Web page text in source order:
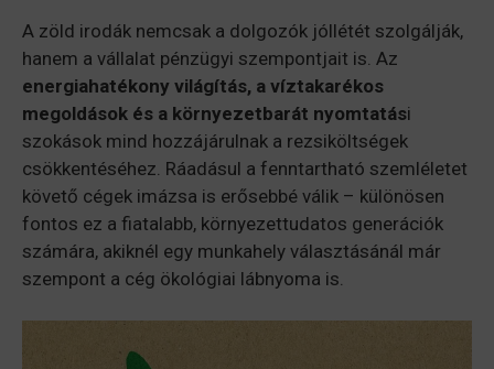
A zöld irodák nemcsak a dolgozók jóllétét szolgálják,
hanem a vállalat pénzügyi szempontjait is. Az
energiahatékony világítás, a víztakarékos
megoldások és a környezetbarát nyomtatási
szokások mind hozzájárulnak a rezsiköltségek
csökkentéséhez. Ráadásul a fenntartható szemléletet
követő cégek imázsa is erősebbé válik – különösen
fontos ez a fiatalabb, környezettudatos generációk
számára, akiknél egy munkahely választásánál már
szempont a cég ökológiai lábnyoma is.